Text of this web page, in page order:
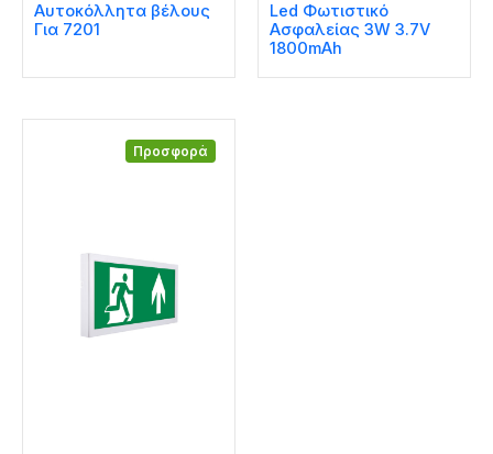
Αυτοκόλλητα βέλους
Για 7201
Led Φωτιστικό
Ασφαλείας 3W 3.7V
1800mAh
Προσφορά